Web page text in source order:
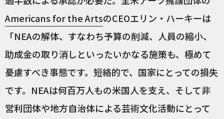
Americans for the ArtsのCEOエリン・ハーキーは
「NEAの解体、すなわち予算の削減、人員の縮小、
助成金の取り消しといったいかなる施策も、極めて
憂慮すべき事態です。短絡的で、国家にとっての損失
です。NEAは何百万人もの米国人を支え、そして非
営利団体や地方自治体による芸術文化活動にとって